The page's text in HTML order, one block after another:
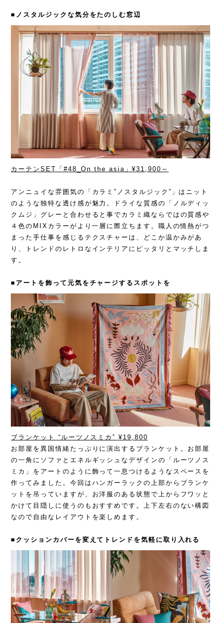
■ノスタルジックな気分をたのしむ窓辺
カーテンSET「#48_On the asia」¥31,900～
アンニュイな雰囲気の「カラミ”ノスタルジック”」は ニット
のような独特な透け感が魅力。ドライな質感の「ノルディッ
クムジ」グレーと合わせると事でカラミ織ならではの質感や
４色のMIXカラーがより一層に際立ちます。職人の情熱がつ
まった手仕事を感じるテクスチャーは、どこか温かみがあ
り、トレンドのレトロなインテリアにピッタリとマッチしま
す。
■ アートを飾って元気をチャージするスポットを
ブランケット “ルーツノスミカ”¥19,800
お部屋を異国情緒たっぷりに演出するブランケット。お部屋
の一角にソファと エネルギッシュなデザインの「ルーツノス
ミカ」をアートのように飾って一息つけるようなスペースを
作ってみました。今回はハンガーラックの上部からブランケ
ットを吊っていますが、お洋服のある状態で上からフワッと
かけて目隠しに使うのもおすすめです。上下左右のない構図
なので自由なレイアウトを楽しめます。
■クッションカバーを変えて トレンドを気軽に取り入れる